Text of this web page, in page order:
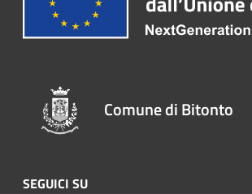
Comune di Bitonto
SEGUICI SU